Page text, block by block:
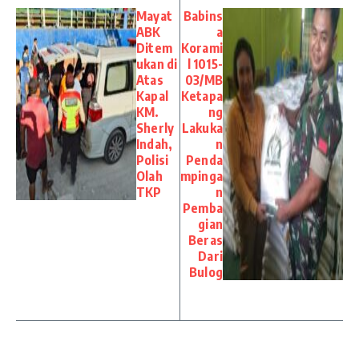
Mayat
ABK
Ditem
ukan di
Atas
Kapal
KM.
Sherly
Indah,
Polisi
Olah
TKP
Babins
a
Korami
l 1015-
03/MB
Ketapa
ng
Lakuka
n
Penda
mpinga
n
Pemba
gian
Beras
Dari
Bulog